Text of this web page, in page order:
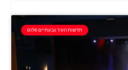
חדשות העיר גבעתיים פלוס